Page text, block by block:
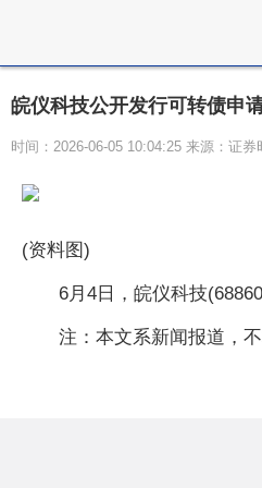
皖仪科技公开发行可转债申
时间：2026-06-05 10:04:25 来源：证券
(资料图)
6月4日，皖仪科技
注：本文系新闻报道，